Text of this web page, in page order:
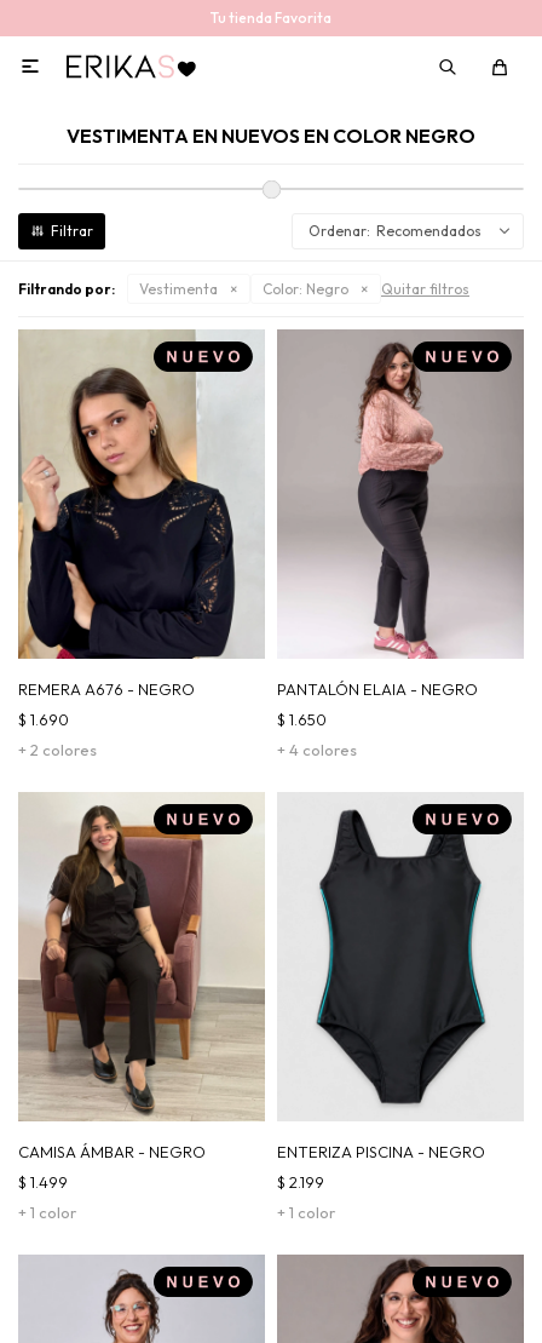
Tu tienda Favorita

VESTIMENTA EN NUEVOS EN COLOR NEGRO
Recomendados
Filtrando por: Vestimenta Color: Negro Quitar filtros
REMERA A676 - NEGRO
+ 2 colores
$ 1.690
PANTALÓN ELAIA - NEGRO
+ 4 colores
$ 1.650
CAMISA ÁMBAR - NEGRO
+ 1 color
$ 1.499
ENTERIZA PISCINA - NEGRO
+ 1 color
$ 2.199